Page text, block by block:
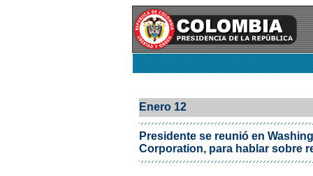
Enero 12
Presidente se reunió en
Corporation, para hablar sobre